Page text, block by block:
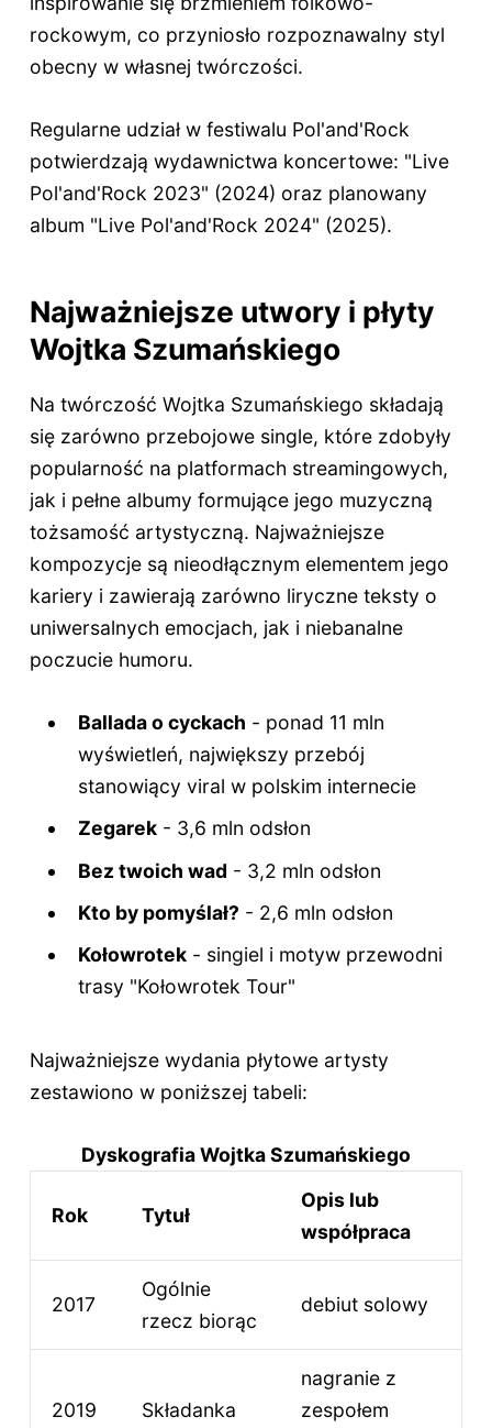
rockowym, co przyniosło rozpoznawalny styl
obecny w własnej twórczości.
Regularne udział w festiwalu Pol'and'Rock
potwierdzają wydawnictwa koncertowe: "Live
Pol'and'Rock 2023" (2024) oraz planowany
album "Live Pol'and'Rock 2024" (2025).
Najważniejsze utwory i płyty
Wojtka Szumańskiego
Na twórczość Wojtka Szumańskiego składają
się zarówno przebojowe single, które zdobyły
popularność na platformach streamingowych,
jak i pełne albumy formujące jego muzyczną
tożsamość artystyczną. Najważniejsze
kompozycje są nieodłącznym elementem jego
kariery i zawierają zarówno liryczne teksty o
uniwersalnych emocjach, jak i niebanalne
poczucie humoru.
Ballada o cyckach - ponad 11 mln
wyświetleń, największy przebój
stanowiący viral w polskim internecie
Zegarek - 3,6 mln odsłon
Bez twoich wad - 3,2 mln odsłon
Kto by pomyślał? - 2,6 mln odsłon
Kołowrotek - singiel i motyw przewodni
trasy "Kołowrotek Tour"
Najważniejsze wydania płytowe artysty
zestawiono w poniższej tabeli:
Dyskografia Wojtka Szumańskiego
Rok Tytuł
Opis lub
współpraca
2017
Ogólnie
rzecz biorąc
debiut solowy
2019 Składanka
nagranie z
zespołem